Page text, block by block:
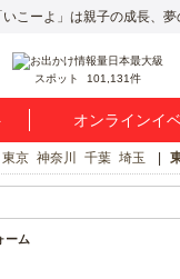
こーよ」は親子の成長、夢
スポット 101,131件
オンラインイ
東京 神奈川 千葉 埼玉
ーム